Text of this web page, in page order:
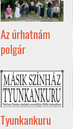
Az úrhatnám
polgár
Tyunkankuru